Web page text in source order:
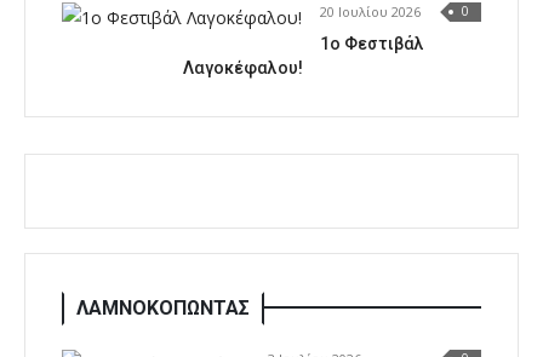
20 Ιουλίου 2026 0
1o Φεστιβάλ
Λαγοκέφαλου!
ΛΑΜΝΟΚΟΠΩΝΤΑΣ